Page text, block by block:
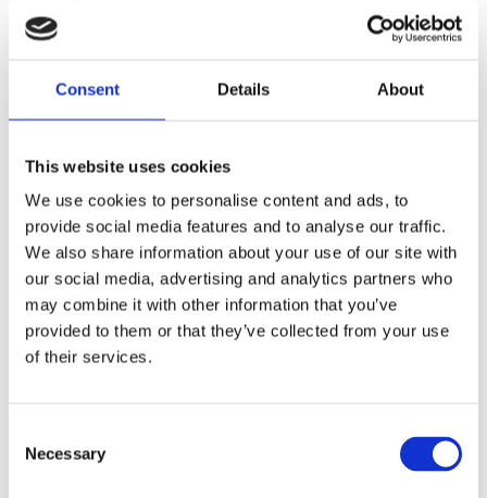
Consent Details About
This website uses cookies
We use cookies to personalise content and ads, to
provide social media features and to analyse our traffic.
We also share information about your use of our site with
our social media, advertising and analytics partners who
may combine it with other information that you’ve
provided to them or that they’ve collected from your use
of their services.
Necessary
Chrome. OEM reproduction style. Repl. 16813-65.
Dela med dig
F
e
o
o
k
Omdömen
Du